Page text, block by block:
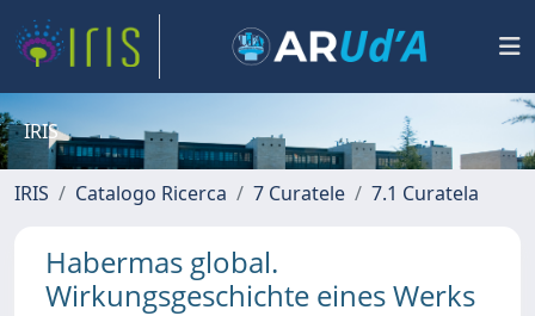
IRIS
IRIS Catalogo Ricerca 7 Curatele 7.1 Curatela
Habermas global.
Wirkungsgeschichte eines Werks